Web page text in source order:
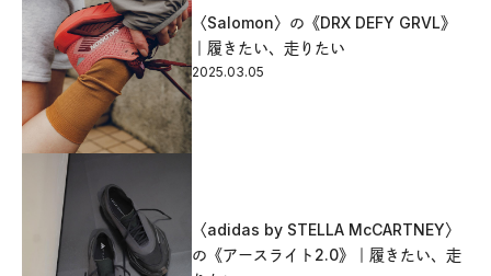
〈Salomon〉の《DRX DEFY GRVL》
｜履きたい、走りたい
2025.03.05
〈adidas by STELLA McCARTNEY〉
の《アースライト2.0》｜履きたい、走